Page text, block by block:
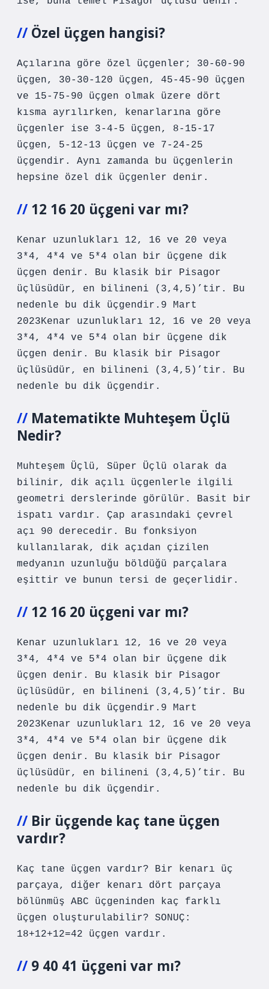
Özel üçgen hangisi?
Açılarına göre özel üçgenler; 30-60-90
üçgen, 30-30-120 üçgen, 45-45-90 üçgen
ve 15-75-90 üçgen olmak üzere dört
kısma ayrılırken, kenarlarına göre
üçgenler ise 3-4-5 üçgen, 8-15-17
üçgen, 5-12-13 üçgen ve 7-24-25
üçgendir. Aynı zamanda bu üçgenlerin
hepsine özel dik üçgenler denir.
12 16 20 üçgeni var mı?
Kenar uzunlukları 12, 16 ve 20 veya
3*4, 4*4 ve 5*4 olan bir üçgene dik
üçgen denir. Bu klasik bir Pisagor
üçlüsüdür, en bilineni (3,4,5)’tir. Bu
nedenle bu dik üçgendir.9 Mart
2023Kenar uzunlukları 12, 16 ve 20 veya
3*4, 4*4 ve 5*4 olan bir üçgene dik
üçgen denir. Bu klasik bir Pisagor
üçlüsüdür, en bilineni (3,4,5)’tir. Bu
nedenle bu dik üçgendir.
Matematikte Muhteşem Üçlü
Nedir?
Muhteşem Üçlü, Süper Üçlü olarak da
bilinir, dik açılı üçgenlerle ilgili
geometri derslerinde görülür. Basit bir
ispatı vardır. Çap arasındaki çevrel
açı 90 derecedir. Bu fonksiyon
kullanılarak, dik açıdan çizilen
medyanın uzunluğu böldüğü parçalara
eşittir ve bunun tersi de geçerlidir.
12 16 20 üçgeni var mı?
Kenar uzunlukları 12, 16 ve 20 veya
3*4, 4*4 ve 5*4 olan bir üçgene dik
üçgen denir. Bu klasik bir Pisagor
üçlüsüdür, en bilineni (3,4,5)’tir. Bu
nedenle bu dik üçgendir.9 Mart
2023Kenar uzunlukları 12, 16 ve 20 veya
3*4, 4*4 ve 5*4 olan bir üçgene dik
üçgen denir. Bu klasik bir Pisagor
üçlüsüdür, en bilineni (3,4,5)’tir. Bu
nedenle bu dik üçgendir.
Bir üçgende kaç tane üçgen
vardır?
Kaç tane üçgen vardır? Bir kenarı üç
parçaya, diğer kenarı dört parçaya
bölünmüş ABC üçgeninden kaç farklı
üçgen oluşturulabilir? SONUÇ:
18+12+12=42 üçgen vardır.
9 40 41 üçgeni var mı?